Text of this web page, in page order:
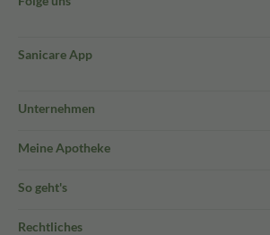
Sanicare App
Unternehmen
Meine Apotheke
So geht's
Rechtliches